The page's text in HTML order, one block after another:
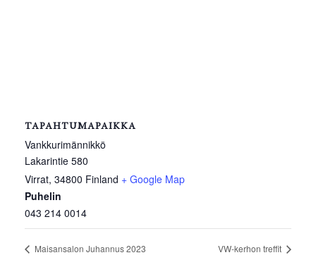
TAPAHTUMAPAIKKA
Vankkurimännikkö
Lakarintie 580
Virrat, 34800 Finland + Google Map
Puhelin
043 214 0014
Maisansalon Juhannus 2023 VW-kerhon treffit